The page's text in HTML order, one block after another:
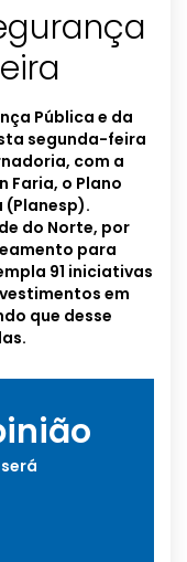
Pública e da
segunda-feira
com a
Faria, o Plano
(Planesp).
do Norte, por
para
91 iniciativas
em
que desse